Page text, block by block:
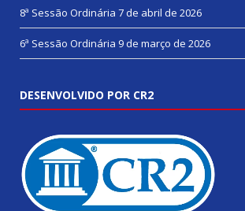
8ª Sessão Ordinária 7 de abril de 2026
6ª Sessão Ordinária 9 de março de 2026
DESENVOLVIDO POR CR2